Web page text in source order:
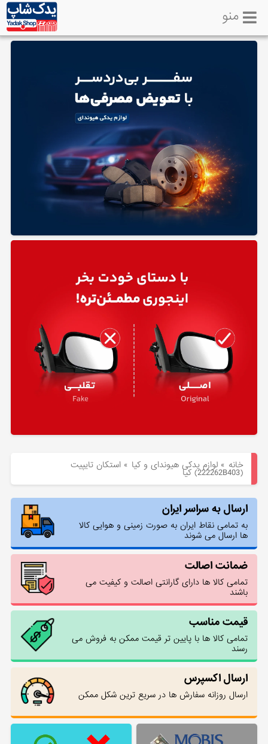
لوازم
منو
خانه »لوازم یدکی هیوندای و کیا »استكان تايپيت
(222262B403) کیا
ارسال به سراسر ایران
به تمامی نقاط ایران به صورت زمینی و هوایی کالا
ها ارسال می شوند
ضمانت اصالت
تمامی کالا ها دارای گارانتی اصالت و کیفیت می
باشند
قیمت مناسب
تمامی کالا ها با پایین تر قیمت ممکن به فروش می
رسند
ارسال اکسپرس
ارسال روزانه سفارش ها در سریع ترین شکل ممکن